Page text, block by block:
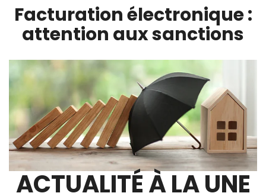
Facturation électronique :
attention aux sanctions
ACTUALITÉ À LA UNE